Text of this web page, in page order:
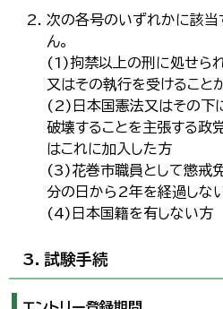
次の各号のいずれかに該当
ん。
(1)拘禁以上の刑に処せら
又はその執行を受けること
(2)日本国憲法又はその下
破壊することを主張する政
はこれに加入した方
(3)花巻市職員として懲戒
分の日から2年を経過しな
(4)日本国籍を有しない方
3．試験手続